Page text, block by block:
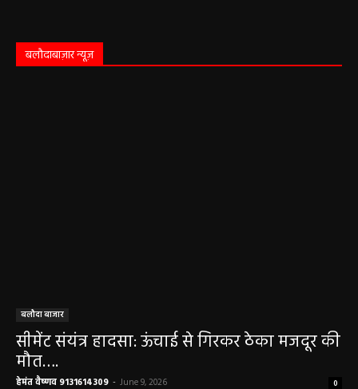
बलौदाबाज़ार न्यूज़
बलौदा बाजार
सीमेंट संयंत्र हादसा: ऊंचाई से गिरकर ठेका मजदूर की
मौत….
हेमंत वैष्णव 9131614309 - June 9, 2026 0